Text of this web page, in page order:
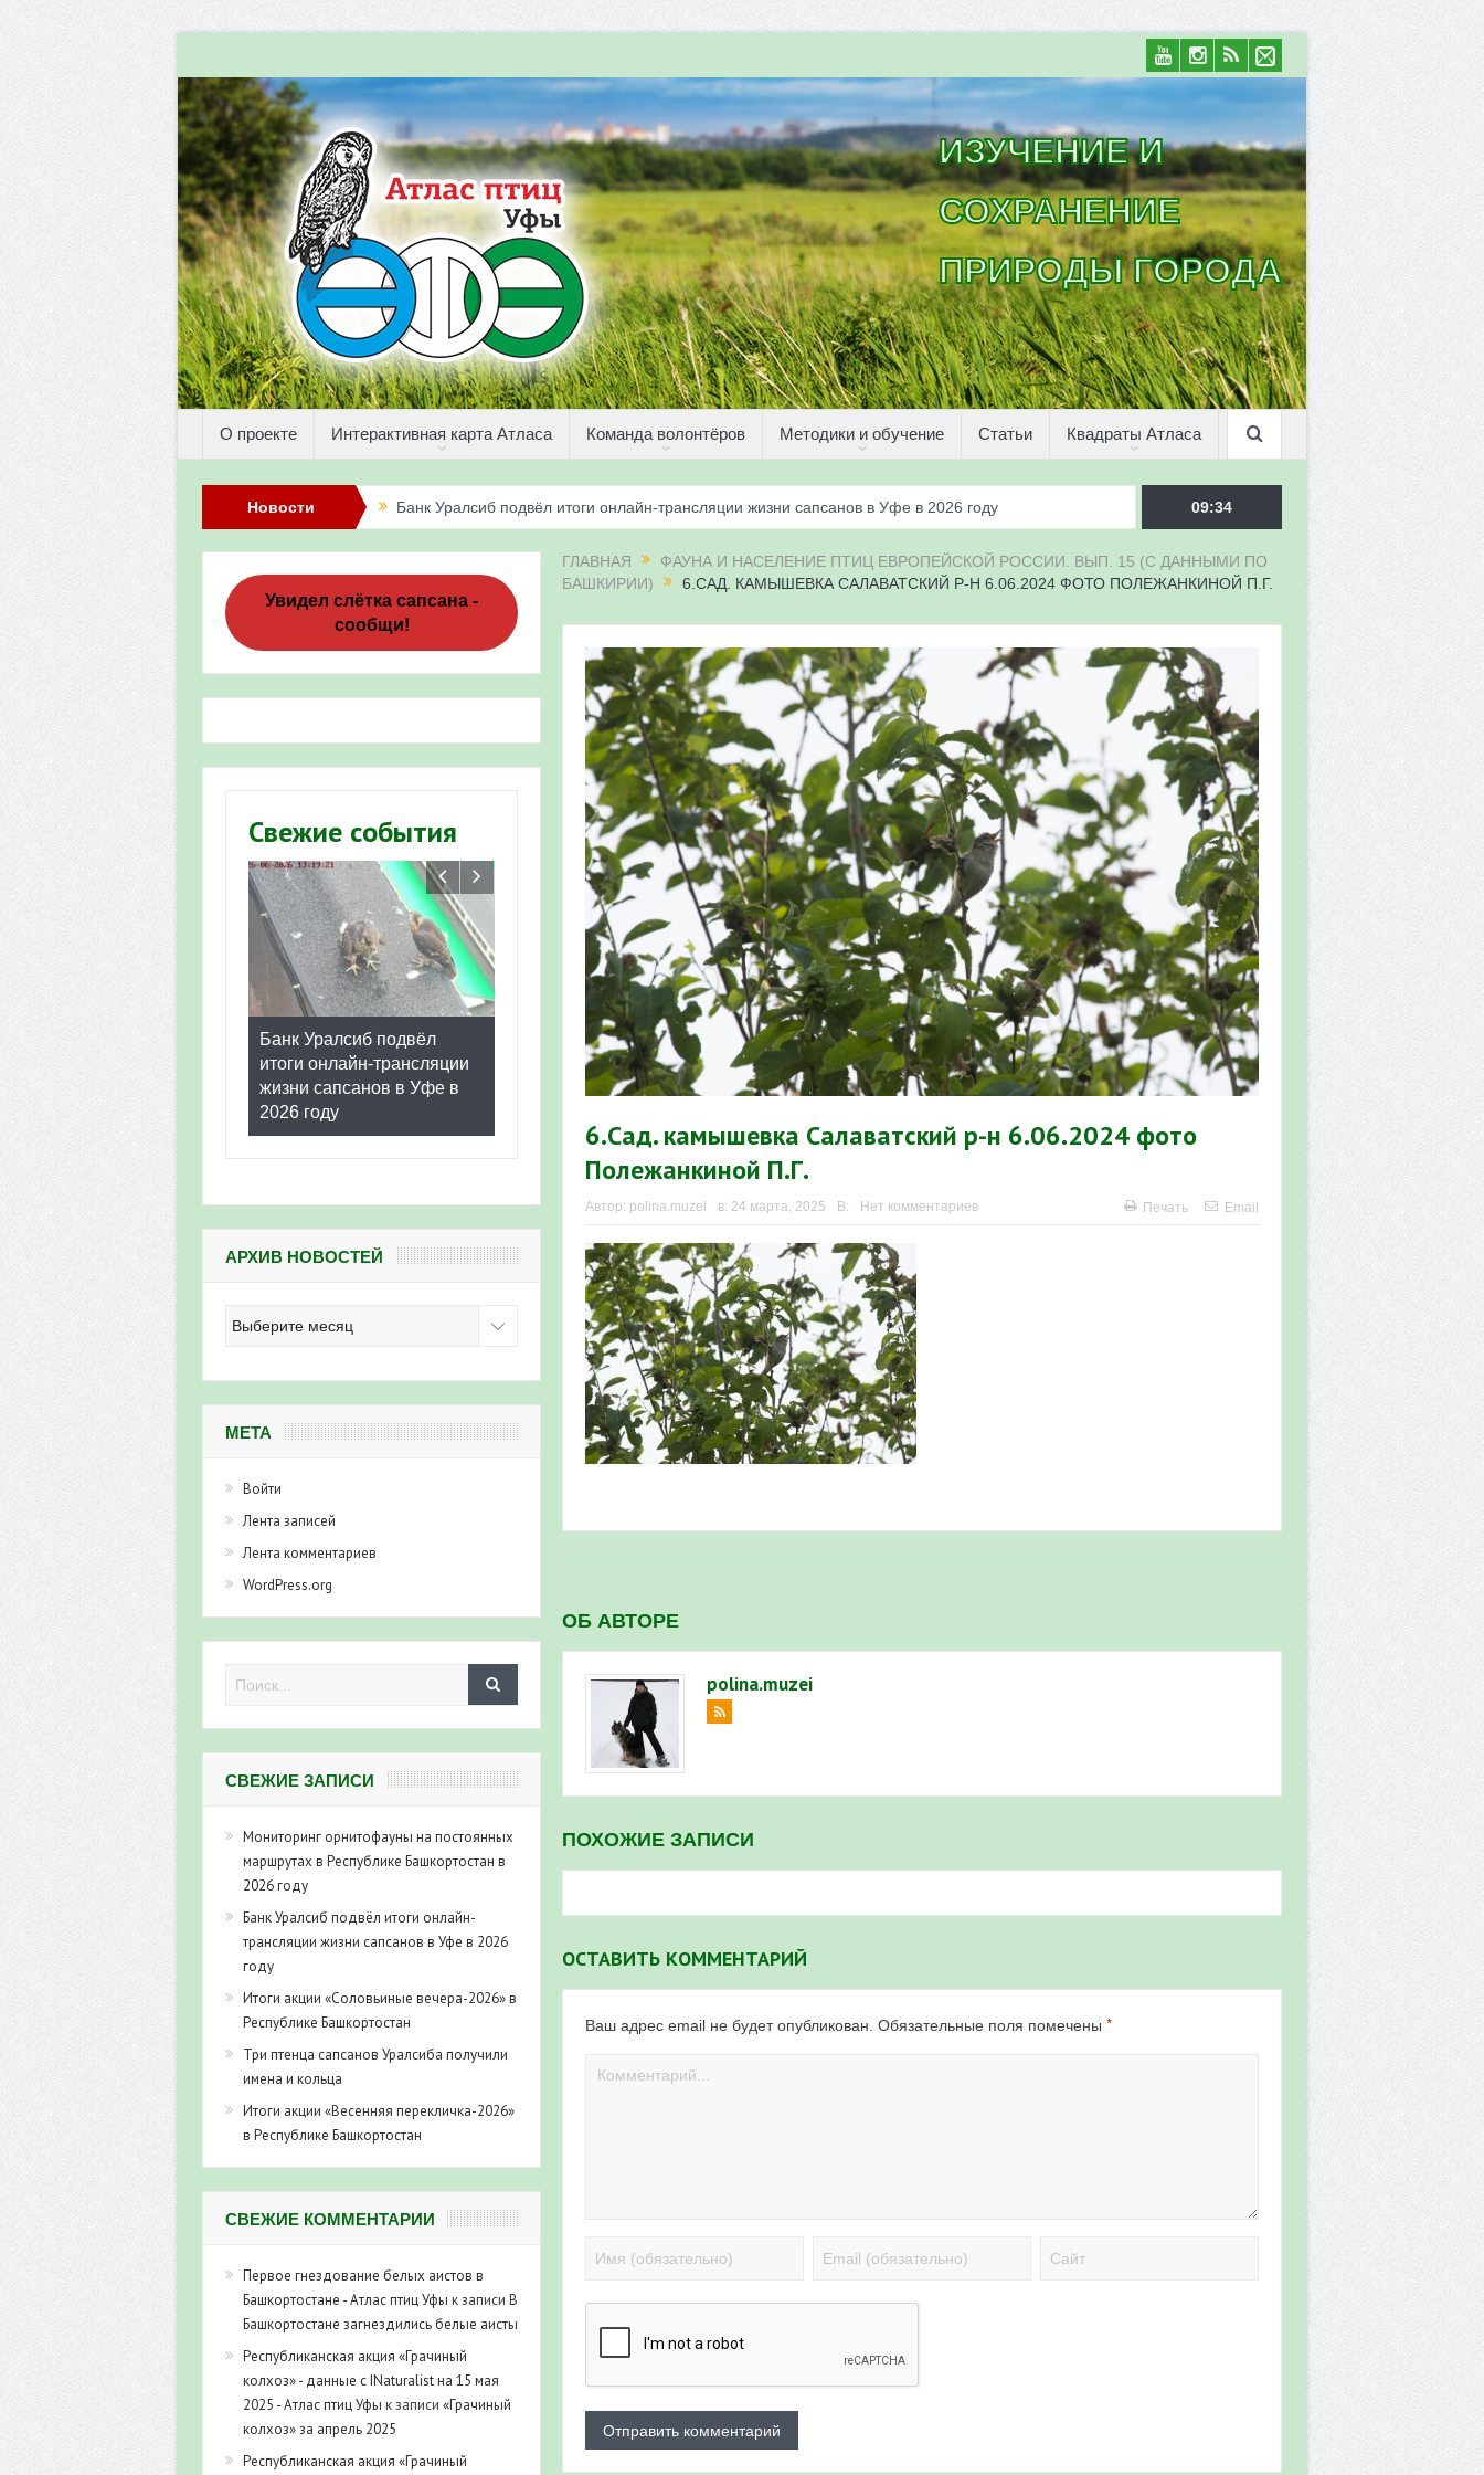
ИЗУЧЕНИЕ И
СОХРАНЕНИЕ
ПРИРОДЫ ГОРОДА
О проекте Интерактивная карта Атласа Команда волонтёров Методики и обучение Статьи Квадраты Атласа
Новости Банк Уралсиб подвёл итоги онлайн-трансляции жизни сапсанов в Уфе в 2026 году
Итоги акции «Соловьиные вечера-2026» в Республике Башкортостан
Три птенца сапсанов Уралсиба получили имена и кольца
Итоги акции «Весенняя перекличка-2026» в Республике Башкортостан
«Весенняя перекличка-2026» — 21-31 мая 2026
Мероприятие для ребят из дневного лагеря центра олимпиадного движения «Аврора»
Фотофиксация и осмотр птенцов сапсанов на крыше Уралсиба в Уфе в 2026 г.
Участие башкирских орнитологов и бердвотчеров в проекте «Развитие программы мониторинга
численности птиц в европейской части России»
«Весенняя перекличка-2026» — 11-20 мая 2026
Мониторинг орнитофауны на постоянных маршрутах в Республике Башкортостан в 2026 году
09:34
ГЛАВНАЯ
ФАУНА И НАСЕЛЕНИЕ ПТИЦ ЕВРОПЕЙСКОЙ РОССИИ. ВЫП. 15 (С ДАННЫМИ ПО
БАШКИРИИ)
6.САД. КАМЫШЕВКА САЛАВАТСКИЙ Р-Н 6.06.2024 ФОТО ПОЛЕЖАНКИНОЙ П.Г.
6.Сад. камышевка Салаватский р-н 6.06.2024 фото
Полежанкиной П.Г.
Автор: polina.muzei в: 24 марта, 2025 В: Нет комментариев Печать Email
ОБ АВТОРЕ
polina.muzei
ПОХОЖИЕ ЗАПИСИ
ОСТАВИТЬ КОММЕНТАРИЙ
Ваш адрес email не будет опубликован. Обязательные поля помечены *
Увидел слётка сапсана -
сообщи!
Свежие события
Банк Уралсиб подвёл
итоги онлайн-трансляции
жизни сапсанов в Уфе в
2026 году
АРХИВ НОВОСТЕЙ
новостей
МЕТА
Войти
Лента записей
Лента комментариев
WordPress.org
СВЕЖИЕ ЗАПИСИ
Мониторинг орнитофауны на постоянных
маршрутах в Республике Башкортостан в
2026 году
Банк Уралсиб подвёл итоги онлайн-
трансляции жизни сапсанов в Уфе в 2026
году
Итоги акции «Соловьиные вечера-2026» в
Республике Башкортостан
Три птенца сапсанов Уралсиба получили
имена и кольца
Итоги акции «Весенняя перекличка-2026»
в Республике Башкортостан
СВЕЖИЕ КОММЕНТАРИИ
Первое гнездование белых аистов в
Башкортостане - Атлас птиц Уфы к записи В
Башкортостане загнездились белые аисты
Республиканская акция «Грачиный
колхоз» - данные с INaturalist на 15 мая
2025 - Атлас птиц Уфы к записи «Грачиный
колхоз» за апрель 2025
Республиканская акция «Грачиный